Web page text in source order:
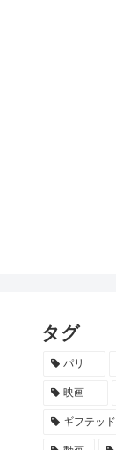
タグ
パリ
映画
ギフテッド